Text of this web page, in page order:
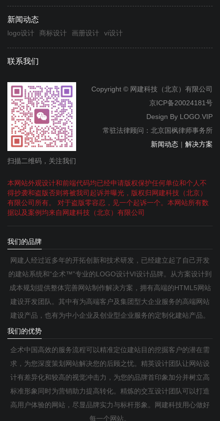
新闻动态
logo设计 商标设计 画册设计 vi设计
联系我们
扫描二维码，关注我们
Copyright © 网建科技（北京）有限公司
京ICP备20024181号
Design By LOGO.VIP
常驻法律顾问：北京国枫律师事务所
新闻动态 | 解决方案
本网站外观设计和前端代码均已经申请版权保护任何单位和个人不
得抄袭和盗版否则将被我司起诉并曝光，版权归网建科技（北京）
有限公司所有。 对于盗版零容忍，见一个起诉一个。本网站所有数
据以及案例均来自网建科技（北京）有限公司
我们的品牌
网建人经过近多年的开拓创新和技术研发，已经建立起了自己开发
的建站系统和“企术™”专业的LOGO设计VI设计品牌。从方案设计到
成本规划提供整体完善网站制作解决方案，拥有高端的HTML5网站
建设开发团队。其中有为高端客户及集团型大企业服务的高端网站
建设产品，也有为中小企业及创业型企业服务的定制化建站产品。
我们的优势
企术中国高效的服务流程可以精准定位建站目的挖掘客户的潜在需
求，为您深度策划网站解决您的后顾之忧。精英设计团队让网站设
计有差异化和较高的视觉冲击力，为您的品牌首印象加分并树立高
标准形象同时为营销助力提高转化。精炼的交互设计团队可以打造
高用户体验的网站，尽显品牌实力与标杆形象。网建科技用心做好
每一个网站。